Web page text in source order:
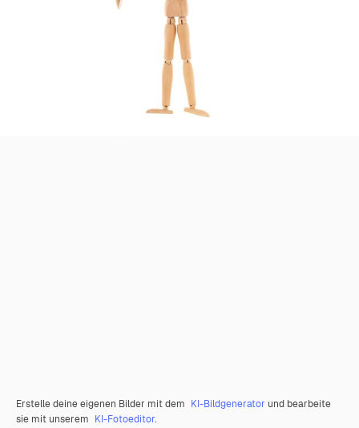
Erstelle deine eigenen Bilder mit dem KI-Bildgenerator und bearbeite
sie mit unserem KI-Fotoeditor.